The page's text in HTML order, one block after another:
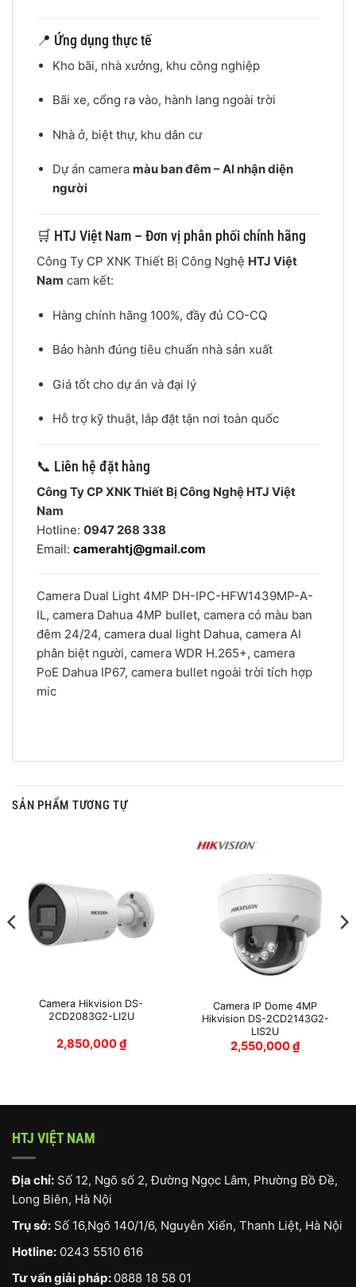
📍 Ứng dụng thực tế
Kho bãi, nhà xưởng, khu công nghiệp
Bãi xe, cổng ra vào, hành lang ngoài trời
Nhà ở, biệt thự, khu dân cư
Dự án camera màu ban đêm – AI nhận diện
người
🛒 HTJ Việt Nam – Đơn vị phân phối chính hãng
Công Ty CP XNK Thiết Bị Công Nghệ HTJ Việt
Nam cam kết:
Hàng chính hãng 100%, đầy đủ CO-CQ
Bảo hành đúng tiêu chuẩn nhà sản xuất
Giá tốt cho dự án và đại lý
Hỗ trợ kỹ thuật, lắp đặt tận nơi toàn quốc
📞 Liên hệ đặt hàng
Công Ty CP XNK Thiết Bị Công Nghệ HTJ Việt
Nam
Hotline: 0947 268 338
Email: camerahtj@gmail.com
Camera Dual Light 4MP DH-IPC-HFW1439MP-A-
IL, camera Dahua 4MP bullet, camera có màu ban
đêm 24/24, camera dual light Dahua, camera AI
phân biệt người, camera WDR H.265+, camera
PoE Dahua IP67, camera bullet ngoài trời tích hợp
mic
SẢN PHẨM TƯƠNG TỰ
Camera Hikvision DS-
2CD2083G2-LI2U
2,850,000₫
Camera IP Dome 4MP
Hikvision DS-2CD2143G2-
LIS2U
2,550,000₫
HTJ VIỆT NAM
Địa chỉ: Số 12, Ngõ số 2, Đường Ngọc Lâm, Phường Bồ Đề,
Long Biên, Hà Nội
Trụ sở: Số 16,Ngõ 140/1/6, Nguyễn Xiển, Thanh Liệt, Hà Nội
Hotline: 0243 5510 616
Tư vấn giải pháp: 0888 18 58 01